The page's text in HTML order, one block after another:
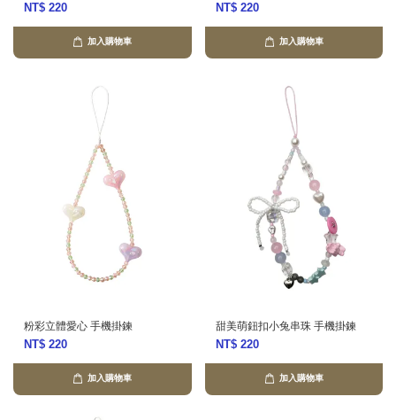
NT$ 220
加入購物車
NT$ 220
加入購物車
粉彩立體愛心 手機掛鍊
NT$ 220
加入購物車
甜美萌鈕扣小兔串珠 手機掛鍊
NT$ 220
加入購物車